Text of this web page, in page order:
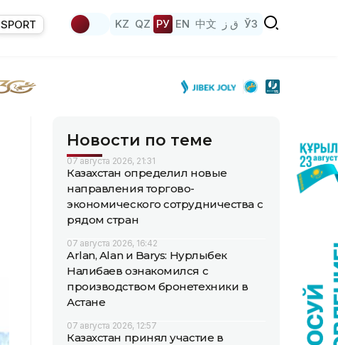
SPORT KZ QZ РУ EN 中文 ق ز ЎЗ
Новости по теме
07 августа 2026, 21:31
Казахстан определил новые
направления торгово-
экономического сотрудничества с
рядом стран
07 августа 2026, 16:42
Arlan, Alan и Barys: Нурлыбек
Налибаев ознакомился с
производством бронетехники в
Астане
07 августа 2026, 12:57
Казахстан принял участие в